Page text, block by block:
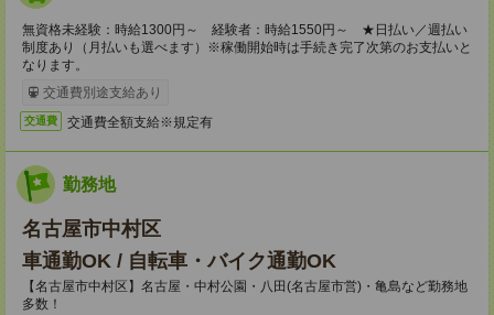
無資格未経験：時給1300円～ 経験者：時給1550円～ ★日払い／週払い
制度あり（月払いも選べます）※稼働開始時は手続き完了次第のお支払いと
なります。
交通費別途支給あり
交通費 交通費全額支給※規定有
勤務地
名古屋市中村区
車通勤OK / 自転車・バイク通勤OK
【名古屋市中村区】名古屋・中村公園・八田(名古屋市営)・亀島など勤務地
多数！